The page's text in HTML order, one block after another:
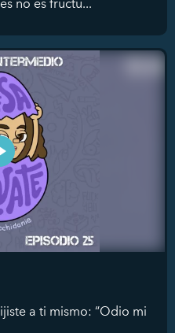
a ti mismo: “Odio mi